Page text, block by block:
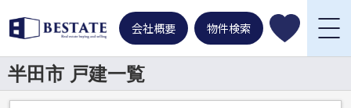
会社概要 物件検索
半田市 戸建一覧